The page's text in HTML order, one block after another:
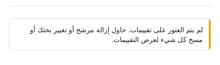
لم يتم العثور على تقييمات. حاول إزالة مرشح أو تغيير بحثك أو
مسح كل شيء لعرض التقييمات.